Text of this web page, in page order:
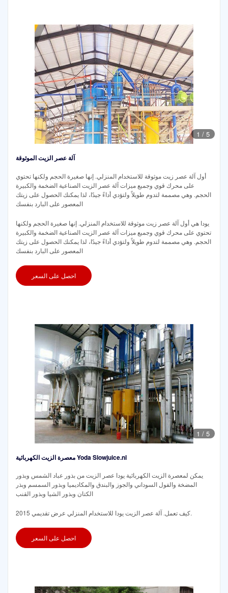
1 / 5
آلة عصر الزيت الموثوقة
أول آلة عصر زيت موثوقة للاستخدام المنزلي. إنها صغيرة الحجم ولكنها تحتوي
على محرك قوي وجميع ميزات آلة عصر الزيت الصناعية الضخمة والكبيرة
الحجم. وهي مصممة لتدوم طويلاً ولتؤدي أداءً جيدًا، لذا يمكنك الحصول على زيتك
المعصور على البارد بنفسك
يودا هي أول آلة عصر زيت موثوقة للاستخدام المنزلي. إنها صغيرة الحجم ولكنها
تحتوي على محرك قوي وجميع ميزات آلة عصر الزيت الصناعية الضخمة والكبيرة
الحجم. وهي مصممة لتدوم طويلاً ولتؤدي أداءً جيدًا، لذا يمكنك الحصول على زيتك
المعصور على البارد بنفسك
احصل على السعر
1 / 5
معصرة الزيت الكهربائية Yoda Slowjuice.nl
يمكن لمعصرة الزيت الكهربائية يودا عصر الزيت من بذور عباد الشمس وبذور
المضخة والفول السوداني والجوز والبندق والمكاديميا وبذور السمسم وبذر
الكتان وبذور الشيا وبذور القنب
كيف تعمل. آلة عصر الزيت يودا للاستخدام المنزلي عرض تقديمي 2015.
احصل على السعر